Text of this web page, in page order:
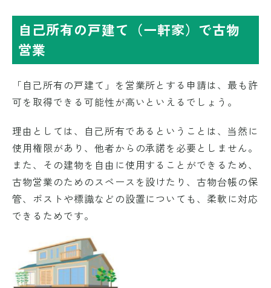
自己所有の戸建て（一軒家）で古物
営業
「自己所有の戸建て」を営業所とする申請は、最も許
可を取得できる可能性が高いといえるでしょう。
理由としては、自己所有であるということは、当然に
使用権限があり、他者からの承諾を必要としません。
また、その建物を自由に使用することができるため、
古物営業のためのスペースを設けたり、古物台帳の保
管、ポストや標識などの設置についても、柔軟に対応
できるためです。